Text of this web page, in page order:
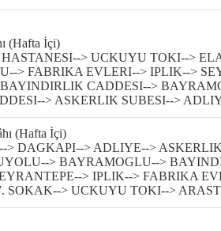
(Hafta İçi)
> UCKUYU TOKI-->
> FABRIKA EVLERI--> IPLIK-->
CADDESI-->
> ASKERLIK SUBESI-->
(Hafta İçi)
> DAGKAPI--> ADLIYE-->
> BAYRAMOGLU-->
> IPLIK--> FABRIKA
SOKAK--> UCKUYU TOKI-->